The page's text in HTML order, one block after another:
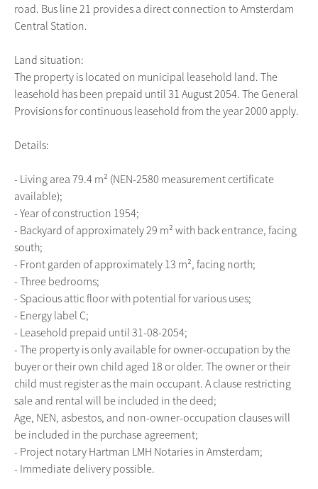
road. Bus line 21 provides a direct connection to Amsterdam
Central Station.
Land situation:
The property is located on municipal leasehold land. The
leasehold has been prepaid until 31 August 2054. The General
Provisions for continuous leasehold from the year 2000 apply.
Details:
- Living area 79.4 m² (NEN-2580 measurement certificate
available);
- Year of construction 1954;
- Backyard of approximately 29 m² with back entrance, facing
south;
- Front garden of approximately 13 m², facing north;
- Three bedrooms;
- Spacious attic floor with potential for various uses;
- Energy label C;
- Leasehold prepaid until 31-08-2054;
- The property is only available for owner-occupation by the
buyer or their own child aged 18 or older. The owner or their
child must register as the main occupant. A clause restricting
sale and rental will be included in the deed;
Age, NEN, asbestos, and non-owner-occupation clauses will
be included in the purchase agreement;
- Project notary Hartman LMH Notaries in Amsterdam;
- Immediate delivery possible.